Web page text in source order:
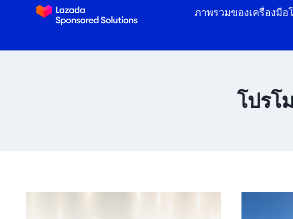
ภาพรวมของเครื่องมือ
โปรโ